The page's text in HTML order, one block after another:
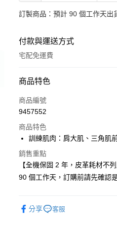
訂製商品：預計 90 個工作天出
付款與運送方式
宅配免運費
付款方式
信用卡一次付款
運送方式
小型商品提供宅配服務；大型
區及離島，另行報價約
免運費
商品特色
商品編號
9457552
商品特色
訓練肌肉：肩大肌、三角肌
銷售重點
【全機保固 2 年，皮革耗材不
90 個工作天，訂購前請先確認
分享 客服